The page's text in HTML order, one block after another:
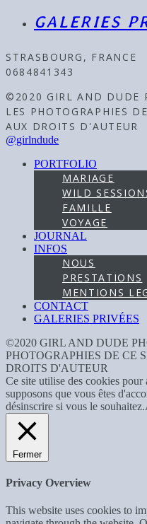
GALERIES
STRASBOURG, FRANCE
0684841343
©2020 GIRL AND DUDE
LES PHOTOGRAPHIES
AUX DROITS D'AUTEUR
@girlndude
PORTFOLIO
MARIAGE
WILD
FAMILLE
VOYAGE
JOURNAL
INFOS
NOUS
PRESTATIONS
MENTIONS
CONTACT
GALERIES PRIVÉES
©2020 GIRL AND DUDE
PHOTOGRAPHIES DE CE
DROITS D'AUTEUR
Ce site utilise des cookies
supposons que vous êtes
désinscrire si vous le souhaitez.
Fermer
Privacy Overview
This website uses cookies to